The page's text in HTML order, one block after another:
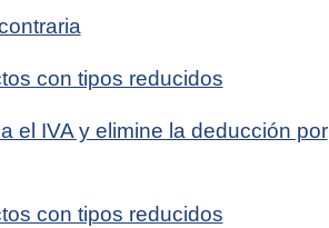
con tipos reducidos
el IVA y elimine la deducción por
con tipos reducidos